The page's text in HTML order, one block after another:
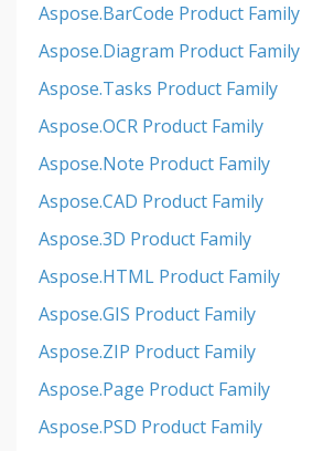
Aspose.BarCode Product Family
Aspose.Diagram Product Family
Aspose.Tasks Product Family
Aspose.OCR Product Family
Aspose.Note Product Family
Aspose.CAD Product Family
Aspose.3D Product Family
Aspose.HTML Product Family
Aspose.GIS Product Family
Aspose.ZIP Product Family
Aspose.Page Product Family
Aspose.PSD Product Family